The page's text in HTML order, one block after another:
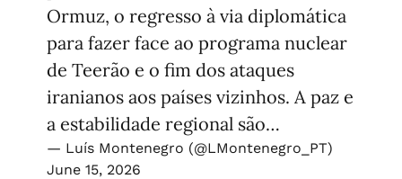
Ormuz, o regresso à via diplomática
para fazer face ao programa nuclear
de Teerão e o fim dos ataques
iranianos aos países vizinhos. A paz e
a estabilidade regional são…
— Luís Montenegro (@LMontenegro_PT)
June 15, 2026